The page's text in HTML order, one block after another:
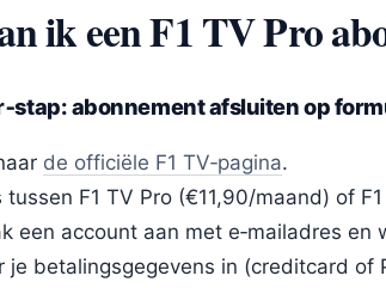
ik een F1 TV Pro
abonnement afsluiten op
de officiële F1 TV‑pagina.
tussen F1 TV Pro (€11,90/maand) of
een account aan met e‑mailadres en
je betalingsgegevens in (creditcard of